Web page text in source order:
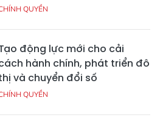
QUYỀN
động lực mới cho cải
hành chính, phát triển đô
và chuyển đổi số
QUYỀN